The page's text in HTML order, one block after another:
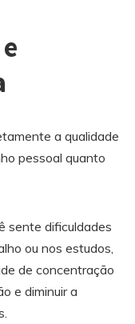
a qualidade
pessoal quanto
sente dificuldades
ou nos estudos,
de concentração
e diminuir a